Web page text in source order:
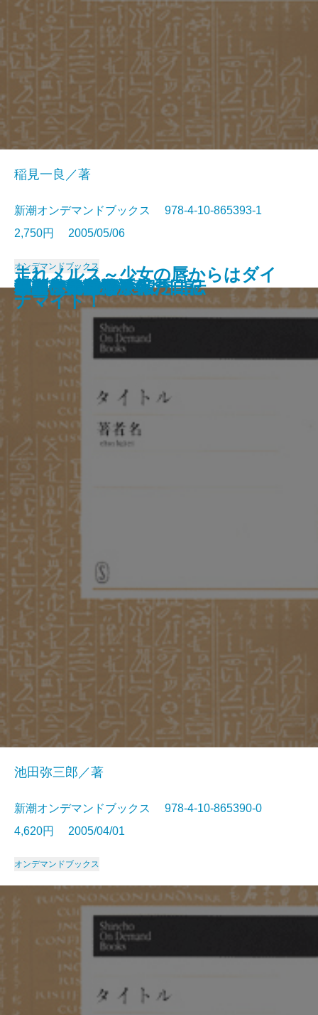
なまみこ物語
十一の色硝子
ポポイ
夢のなかの街
星と舵
愛・自由・幸福
森
ダイヤモンドの四季
探偵事務所23
男は旗
稲見一良／著
新潮オンデマンドブックス 978-4-10-865393-1
2,750円 2005/05/06
オンデマンドブックス
私の食物誌
池田弥三郎／著
新潮オンデマンドブックス 978-4-10-865390-0
4,620円 2005/04/01
オンデマンドブックス
桜島・日の果て
樋口一葉伝 一葉の日記
小説に書けなかった自伝
走れメルス～少女の唇からはダイ
ナマイト！
回想 太宰治
歴史への感情旅行
からかご大名
きびだんご侍
チェーホフの手帖